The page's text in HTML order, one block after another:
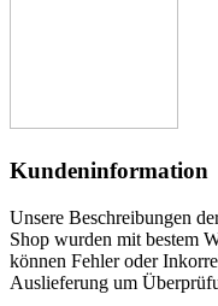
Kundeninformation
Unsere Beschreibungen
Shop wurden mit bestem
können Fehler oder
Auslieferung um